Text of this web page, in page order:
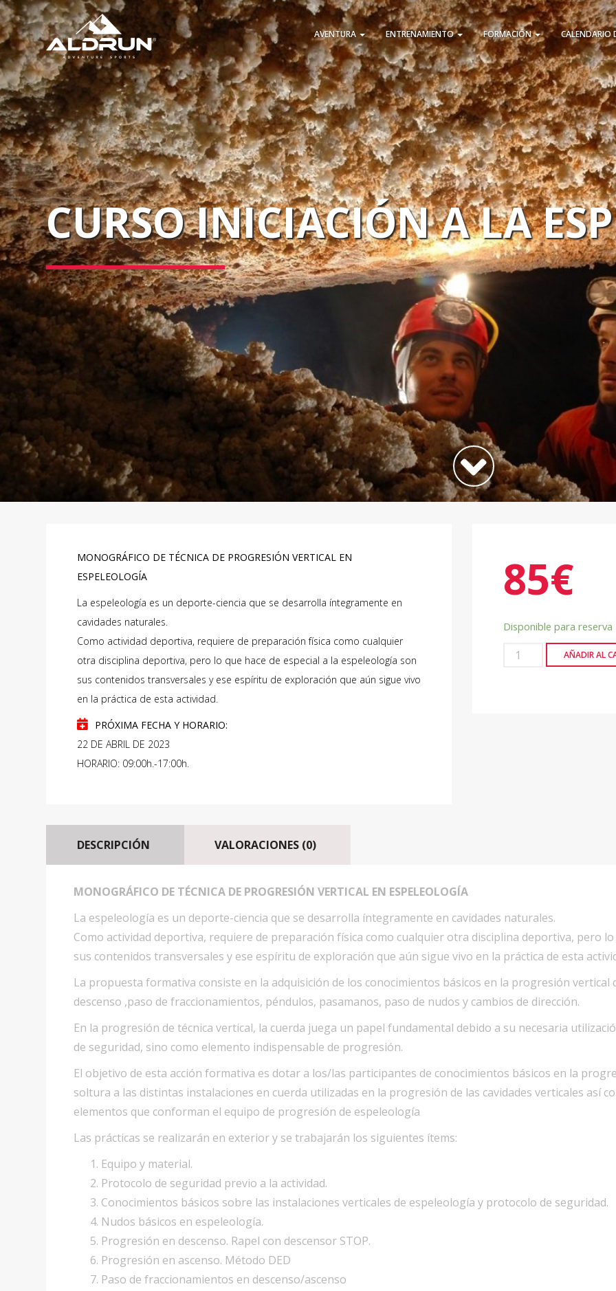
AVENTURA ENTRENAMIENTO FORMACIÓN CALENDARIO
CURSO INICIACIÓN A LA
MONOGRÁFICO DE TÉCNICA DE PROGRESIÓN VERTICAL EN
ESPELEOLOGÍA
La espeleología es un deporte-ciencia que se desarrolla íntegramente en
cavidades naturales.
Como actividad deportiva, requiere de preparación física como cualquier
otra disciplina deportiva, pero lo que hace de especial a la espeleología son
sus contenidos transversales y ese espíritu de exploración que aún sigue vivo
en la práctica de esta actividad.
PRÓXIMA FECHA Y HORARIO:
22 DE ABRIL DE 2023
HORARIO: 09:00h.-17:00h.
85€
Disponible para reserva
AÑADIR AL
DESCRIPCIÓN VALORACIONES (0)
MONOGRÁFICO DE TÉCNICA DE PROGRESIÓN VERTICAL EN ESPELEOLOGÍA
La espeleología es un deporte-ciencia que se desarrolla íntegramente en cavidades naturales.
Como actividad deportiva, requiere de preparación física como cualquier otra disciplina deportiva, pero
sus contenidos transversales y ese espíritu de exploración que aún sigue vivo en la práctica de esta
La propuesta formativa consiste en la adquisición de los conocimientos básicos en la progresión vertical
descenso ,paso de fraccionamientos, péndulos, pasamanos, paso de nudos y cambios de dirección.
En la progresión de técnica vertical, la cuerda juega un papel fundamental debido a su necesaria
de seguridad, sino como elemento indispensable de progresión.
El objetivo de esta acción formativa es dotar a los/las participantes de conocimientos básicos en la
soltura a las distintas instalaciones en cuerda utilizadas en la progresión de las cavidades verticales así
elementos que conforman el equipo de progresión de espeleología
Las prácticas se realizarán en exterior y se trabajarán los siguientes ítems:
Equipo y material.
Protocolo de seguridad previo a la actividad.
Conocimientos básicos sobre las instalaciones verticales de espeleología y protocolo de seguridad.
Nudos básicos en espeleología.
Progresión en descenso. Rapel con descensor STOP.
Progresión en ascenso. Método DED
Paso de fraccionamientos en descenso/ascenso